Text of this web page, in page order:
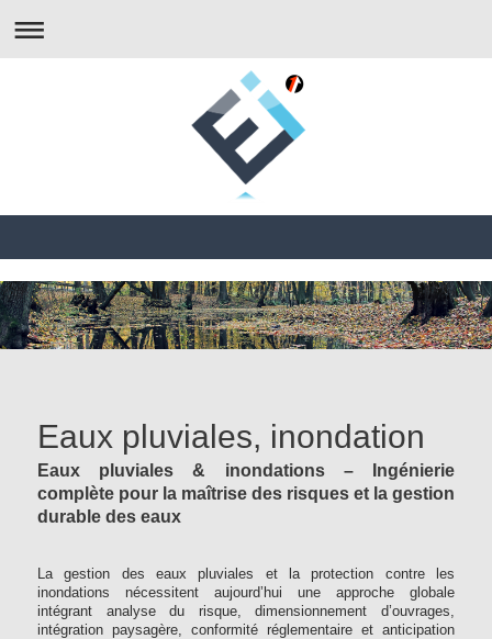
Eaux pluviales, inondation
Eaux pluviales & inondations – Ingénierie
complète pour la maîtrise des risques et la gestion
durable des eaux
La gestion des eaux pluviales et la protection contre les
inondations nécessitent aujourd’hui une approche globale
intégrant analyse du risque, dimensionnement d’ouvrages,
intégration paysagère, conformité réglementaire et anticipation